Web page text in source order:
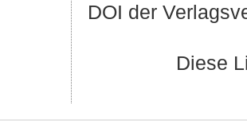
DOI der
Diese